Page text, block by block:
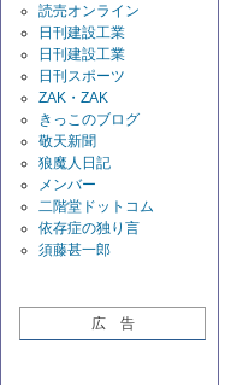
読売オンライン
日刊建設工業
日刊建設工業
日刊スポーツ
ZAK・ZAK
きっこのブログ
敬天新聞
狼魔人日記
メンバー
二階堂ドットコム
依存症の独り言
須藤甚一郎
広 告